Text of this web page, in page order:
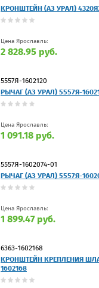
КРОНШТЕЙН (АЗ УРАЛ)
Цена Ярославль:
2 828.95 руб.
5557Я-1602120
РЫЧАГ (АЗ УРАЛ) 5557Я-
Цена Ярославль:
1 091.18 руб.
5557Я-1602074-01
РЫЧАГ (АЗ УРАЛ) 5557Я-
Цена Ярославль:
1 899.47 руб.
6363-1602168
КРОНШТЕЙН КРЕПЛЕНИЯ
1602168